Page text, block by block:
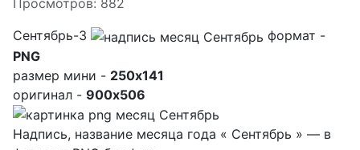
Просмотров: 882
Сентябрь-3
формат -
PNG
размер мини - 250x141
оригинал - 900x506
Надпись, название месяца года « Сентябрь » — в